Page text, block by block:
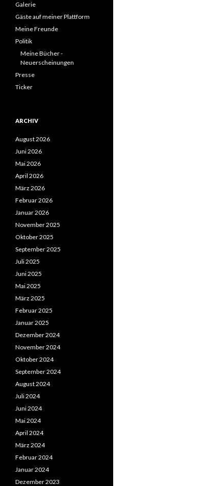
Galerie
Gäste auf meiner Plattform
Meine Freunde
Politik
Meine Bücher -
Neuerscheinungen
Presse
Ticker
ARCHIV
August 2026
Juni 2026
Mai 2026
April 2026
März 2026
Februar 2026
Januar 2026
November 2025
Oktober 2025
September 2025
Juli 2025
Juni 2025
Mai 2025
März 2025
Februar 2025
Januar 2025
Dezember 2024
November 2024
Oktober 2024
September 2024
August 2024
Juli 2024
Juni 2024
Mai 2024
April 2024
März 2024
Februar 2024
Januar 2024
Dezember 2023